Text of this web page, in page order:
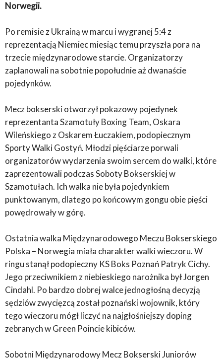
Norwegii.
Po remisie z Ukrainą w marcu i wygranej 5:4 z
reprezentacją Niemiec miesiąc temu przyszła pora na
trzecie międzynarodowe starcie. Organizatorzy
zaplanowali na sobotnie popołudnie aż dwanaście
pojedynków.
Mecz bokserski otworzył pokazowy pojedynek
reprezentanta Szamotuły Boxing Team, Oskara
Wileńskiego z Oskarem Łuczakiem, podopiecznym
Sporty Walki Gostyń. Młodzi pięściarze porwali
organizatorów wydarzenia swoim sercem do walki, które
zaprezentowali podczas Soboty Bokserskiej w
Szamotułach. Ich walka nie była pojedynkiem
punktowanym, dlatego po końcowym gongu obie pięści
powędrowały w górę.
Ostatnia walka Międzynarodowego Meczu Bokserskiego
Polska – Norwegia miała charakter walki wieczoru. W
ringu stanął podopieczny KS Boks Poznań Patryk Cichy.
Jego przeciwnikiem z niebieskiego narożnika był Jorgen
Cindahl. Po bardzo dobrej walce jednogłośną decyzją
sędziów zwycięzcą został poznański wojownik, który
tego wieczoru mógł liczyć na najgłośniejszy doping
zebranych w Green Poincie kibiców.
Sobotni Międzynarodowy Mecz Bokserski Juniorów